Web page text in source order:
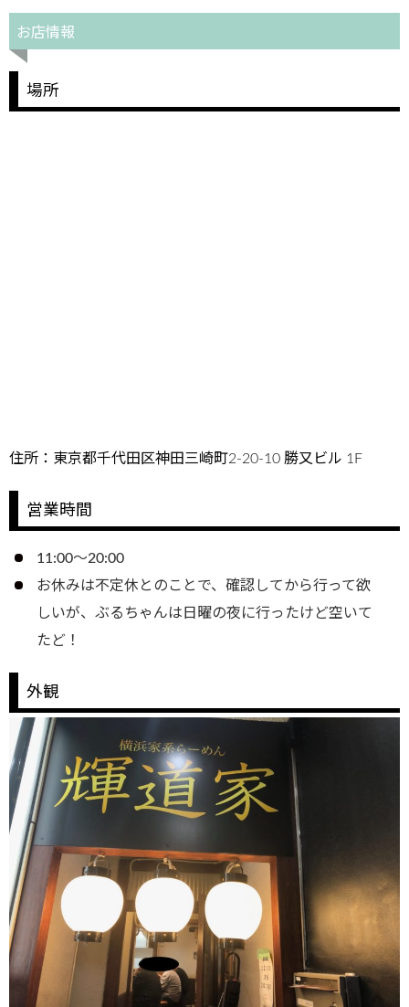
お店情報
場所
住所：東京都千代田区神田三崎町2-20-10 勝又ビル 1F
営業時間
11:00～20:00
お休みは不定休とのことで、確認してから行って欲
しいが、ぶるちゃんは日曜の夜に行ったけど空いて
たど！
外観